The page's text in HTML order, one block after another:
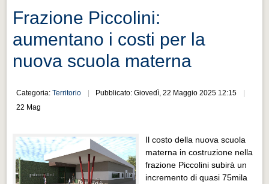
Cultura e turismo 4.0
PROGETTI
Progetti Aperti
Progetti Aperti
Progetti Realizzati
EVENTI
EVENTI
Frazione Piccolini:
aumentano i costi per la
nuova scuola materna
Categoria:Territorio
Pubblicato: Giovedì, 22 Maggio 2025 12:15
22 Mag
Il costo della nuova scuola
materna in costruzione nella
frazione Piccolini subirà un
incremento di quasi 75mila